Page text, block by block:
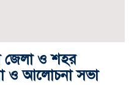
জেলা ও শহর
ও আলোচনা সভা